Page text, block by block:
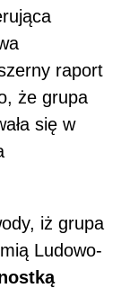
raport
że grupa
się w
iż grupa
Ludowo-